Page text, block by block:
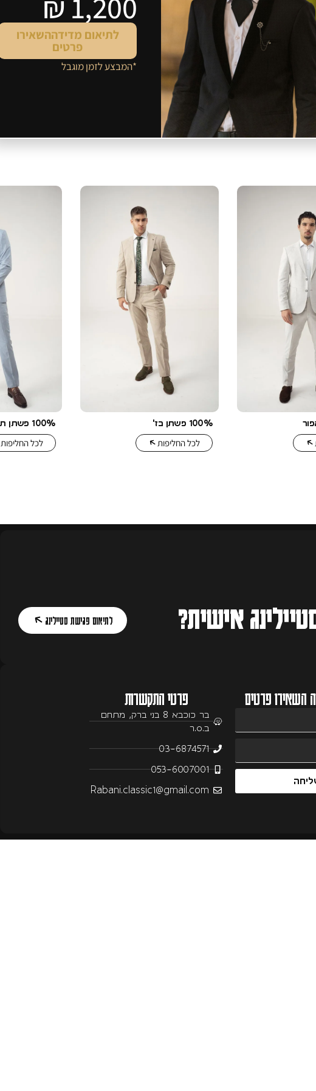
מוקסין מבריק עם זמש
לכל החליפות
100% פשתן בז'
לכל החליפות
100% פשתן תכלת
לכל החליפות
אישית? לתיאום פגישת סטיילינג
פרטי התקשרות
בר כוכבא 8 בני ברק, מתחם
ב.ס.ר
03-6874571
053-6007001
Rabani.classic1@gmail.com
השאירו פרטים
לתיאום מדידההשאירו
פרטים
*המבצע לזמן מוגבל